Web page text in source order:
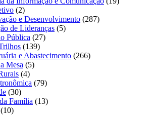
(2)
e Desenvolvimento (287)
de Lideranças (5)
Pública (27)
(139)
e Abastecimento (266)
Mesa (5)
(4)
(79)
(30)
Família (13)
(10)